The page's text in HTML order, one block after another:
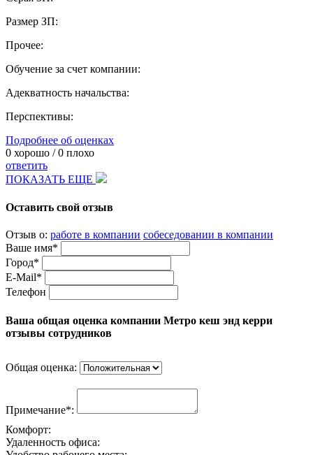
Размер ЗП:
Прочее:
Обучение за счет компании:
Адекватность начальства:
Перспективы:
Подробнее об оценках
0 хорошо /0 плохо
ответить
ПОКАЗАТЬ ЕЩЕ
Оставить свой отзыв
Отзыв о: работе в компании собеседовании в компании
Ваше имя*
Город*
E-Mail*
Телефон
Ваша общая оценка компании Метро кеш энд керри
отзывы сотрудников
Общая оценка:
Примечание*:
Комфорт:
Удаленность офиса: